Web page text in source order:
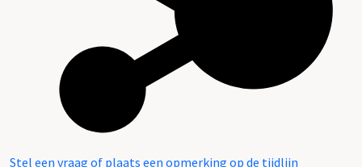
Stel een vraag of plaats een opmerking op de tijdlijn